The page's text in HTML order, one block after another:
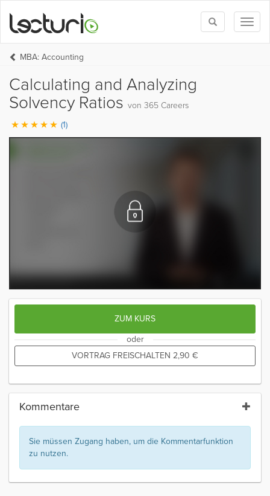
Toggle
search
MBA: Accounting
Calculating and Analyzing
Solvency Ratios von 365 Careers
(1)
ZUM KURS
oder
VORTRAG FREISCHALTEN 2,90 €
Kommentare
Sie müssen Zugang haben, um die Kommentarfunktion
zu nutzen.